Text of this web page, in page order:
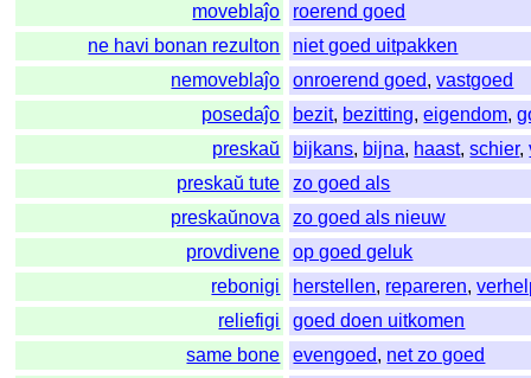
moveblaĵo
roerend goed
ne havi bonan rezulton
niet goed uitpakken
nemoveblaĵo
onroerend goed,vastgoed
posedaĵo
bezit, bezitting,eigendom,
preskaŭ
bijkans, bijna, haast,schier,
preskaŭ tute
zo goed als
preskaŭnova
zo goed als nieuw
provdivene
op goed geluk
rebonigi
herstellen, repareren,
reliefigi
goed doen uitkomen
same bone
evengoed, net zo goed